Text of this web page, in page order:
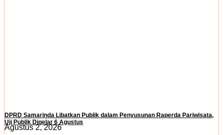
DPRD Samarinda Libatkan Publik dalam Penyusunan Raperda Pariwisata,
Uji Publik Digelar 6 Agustus
Agustus 2, 2026